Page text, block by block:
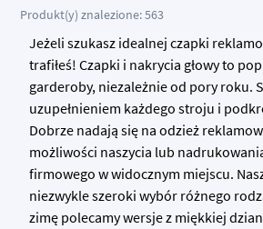
Produkt(y) znalezione: 563
Jeżeli szukasz idealnej czapki
trafiłeś! Czapki i nakrycia głowy to
garderoby, niezależnie od pory roku.
uzupełnieniem każdego stroju i
Dobrze nadają się na odzież
możliwości naszycia lub
firmowego w widocznym miejscu.
niezwykle szeroki wybór różnego
zimę polecamy wersje z miękkiej